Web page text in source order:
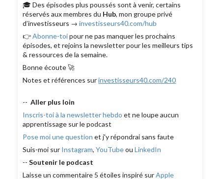
🎓 Des épisodes plus poussés sont à venir, certains
réservés aux membres du Hub, mon groupe privé
d’investisseurs →investisseurs40.com/hub
👉Abonne-toipour ne pas manquer les prochains
épisodes, et rejoins la newsletter pour les meilleurs tips
& ressources de la semaine.
Bonne écoute 🚀
Notes et références surinvestisseurs40.com/240
-- Aller plus loin
Inscris-toi à la newsletter hebdo et ne loupe aucun
apprentissage sur le podcast
Pose moi une question et j'y répondrai sans faute
Suis-moi sur Instagram,YouTubeouLinkedIn
--Soutenir le podcast
Laisse un commentaire 5 étoiles inspiré surApple